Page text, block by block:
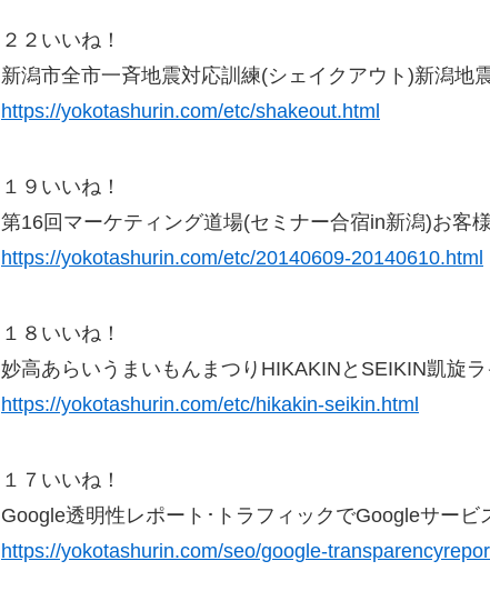
２２いいね！
新潟市全市一斉地震対応訓練(シェイクアウト)新潟地
https://yokotashurin.com/etc/shakeout.html
１９いいね！
第16回マーケティング道場(セミナー合宿in新潟)お客
https://yokotashurin.com/etc/20140609-20140610.html
１８いいね！
妙高あらいうまいもんまつりHIKAKINとSEIKIN凱旋
https://yokotashurin.com/etc/hikakin-seikin.html
１７いいね！
Google透明性レポート･トラフィックでGoogleサービ
https://yokotashurin.com/seo/google-